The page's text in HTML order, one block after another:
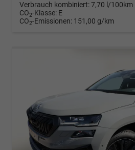
Verbrauch kombiniert:7,70 l/100km
CO2-Klasse: E
CO2-Emissionen: 151,00 g/km